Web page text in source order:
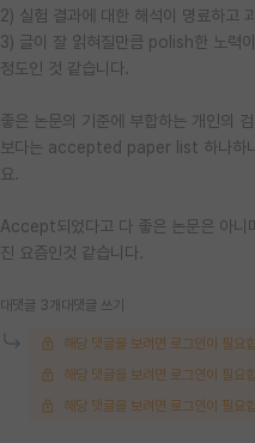
2) 실험 결과에 대한 해석이 명료하고
3) 글이 잘 읽혀질만큼 polish한 노력이
정도인 것 같습니다.
좋은 논문의 기준에 부합하는 개인의
보다는 accepted paper list 하나하
요.
Accept되었다고 다 좋은 논문은 아니
진 요즘인것 같습니다.
대댓글 3개 대댓글 쓰기
해당 댓글을 보려면 로그인이 필요
해당 댓글을 보려면 로그인이 필요
해당 댓글을 보려면 로그인이 필요